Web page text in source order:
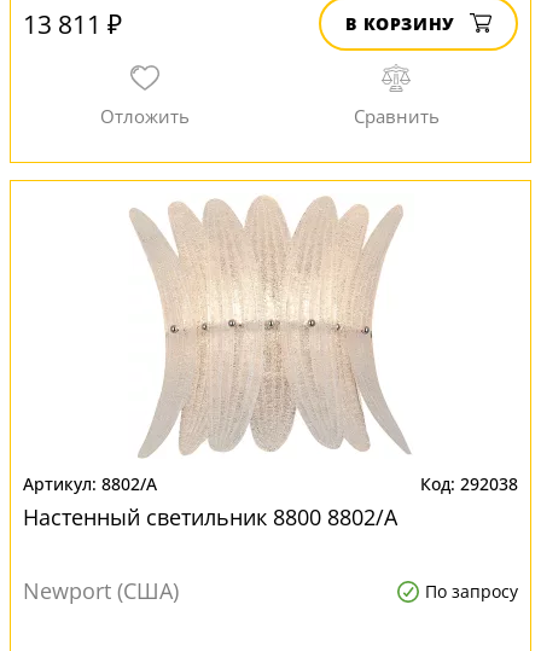
13 811 ₽ В КОРЗИНУ
8802/A 292038
Настенный светильник 8800 8802/A
Newport (США) По запросу